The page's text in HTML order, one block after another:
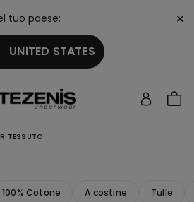
tuo paese:
STATES
×
TESSUTO
100% Cotone A costine Tulle